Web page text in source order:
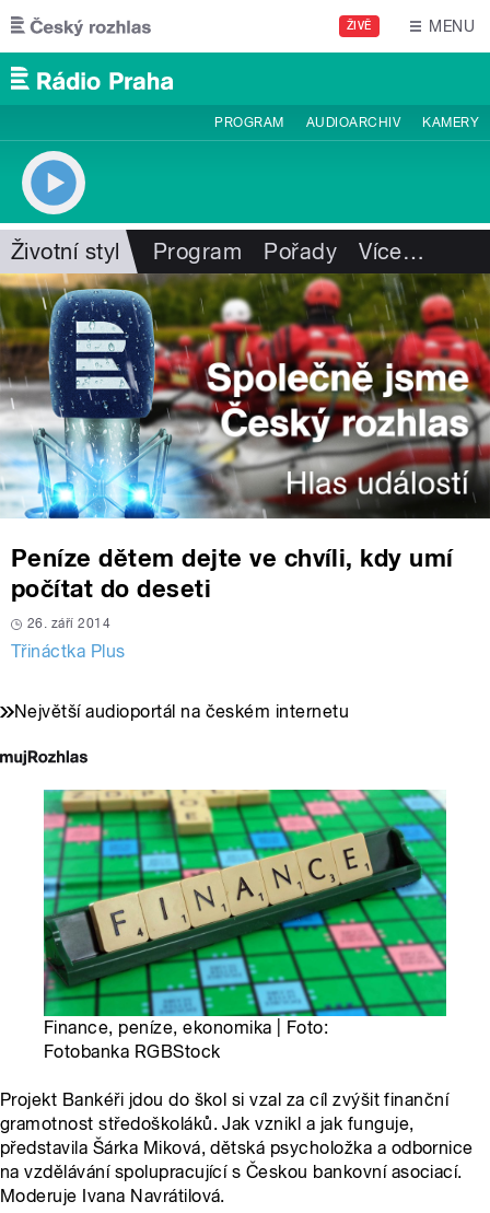
Přejít k hlavnímu obsahu
ŽIVĚ MENU
PROGRAM AUDIOARCHIV KAMERY
Životní styl Program Pořady Více…
Peníze dětem dejte ve chvíli, kdy umí
počítat do deseti
26. září 2014
Třináctka Plus
Největší audioportál na českém internetu
Finance, peníze, ekonomika | Foto:
Fotobanka RGBStock
Projekt Bankéři jdou do škol si vzal za cíl zvýšit finanční
gramotnost středoškoláků. Jak vznikl a jak funguje,
představila Šárka Miková, dětská psycholožka a odbornice
na vzdělávání spolupracující s Českou bankovní asociací.
Moderuje Ivana Navrátilová.